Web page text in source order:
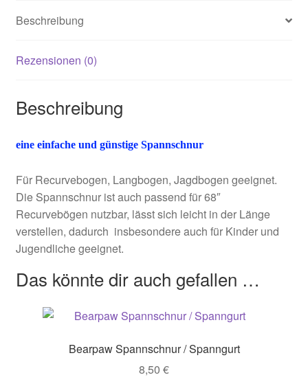
Beschreibung
Rezensionen (0)
Beschreibung
eine einfache und günstige Spannschnur
Für Recurvebogen, Langbogen, Jagdbogen geeignet.
Die Spannschnur ist auch passend für 68″
Recurvebögen nutzbar, lässt sich leicht in der Länge
verstellen, dadurch insbesondere auch für Kinder und
Jugendliche geeignet.
Das könnte dir auch gefallen …
Bearpaw Spannschnur / Spanngurt
8,50 €